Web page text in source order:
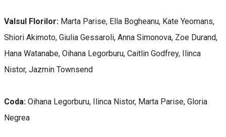
Valsul Florilor: Marta Parise, Ella Bogheanu, Kate Yeomans,
Shiori Akimoto, Giulia Gessaroli, Anna Simonova, Zoe Durand,
Hana Watanabe, Oihana Legorburu, Caitlin Godfrey, Ilinca
Nistor, Jazmin Townsend
Coda: Oihana Legorburu, Ilinca Nistor, Marta Parise, Gloria
Negrea